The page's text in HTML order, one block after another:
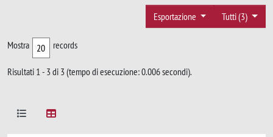
Tutti (3)
Esportazione
Mostra records
Risultati 1 - 3 di 3 (tempo di esecuzione: 0.006 secondi).